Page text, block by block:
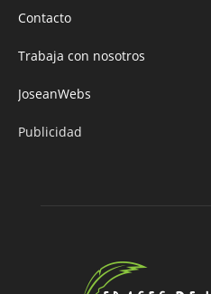
Contacto
Trabaja con nosotros
JoseanWebs
Publicidad